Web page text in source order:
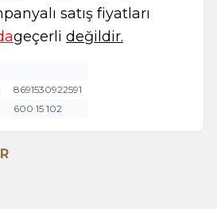
satış fiyatları
geçerli değildir.
8691530922591
600 15 102